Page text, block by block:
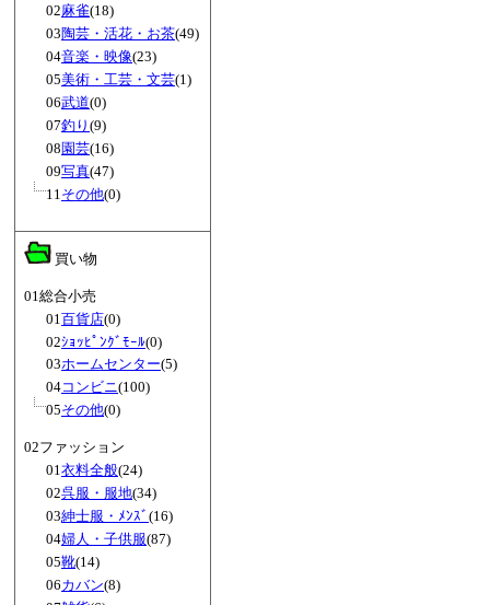
02麻雀(18)
03陶芸・活花・お茶(49)
04音楽・映像(23)
05美術・工芸・文芸(1)
06武道(0)
07釣り (9)
08園芸(16)
09写真(47)
11 その他(0)
買い物
01総合小売
01 百貨店(0)
02ｼｮｯﾋﾟﾝｸﾞﾓｰﾙ(0)
03ホームセンター(5)
04コンビニ (100)
05その他(0)
02ファッション
01 衣料全般(24)
02呉服・服地(34)
03紳士服・ﾒﾝｽﾞ (16)
04婦人・子供服(87)
05靴(14)
06カバン(8)